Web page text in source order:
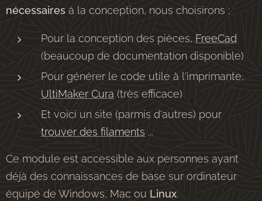
nécessaires à la conception, nous choisirons :
Pour la conception des pièces, FreeCad
(beaucoup de documentation disponible)
Pour générer le code utile à l'imprimante,
UltiMaker Cura (très efficace)
Et voici un site (parmis d'autres) pour
trouver des filaments ...
Ce module est accessible aux personnes ayant
déjà des connaissances de base sur ordinateur
équipé de Windows, Mac ou Linux.